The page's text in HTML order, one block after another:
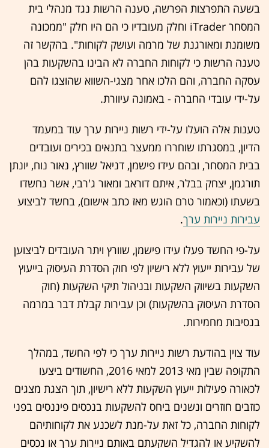
בשעה התפרצות הפרשה, טענה הרשות נגד מנהלי בית
המסחר iTrader וחלק מעובדיו כי הם היו חלק "ממכונה
משומנת ומאורגנת של מרמה ועושק לקוחות". בהקשר זה
טענה הרשות כי לקוחות החברה לא הבינו בהשקעות בהן
עסקה החברה, והם הלכו אחר מצגי-השווא שהוצגו להם
על-ידי עובדי החברה - באמונה עיוורת.
טענות אלה הועלו על-ידי רשות ניירות ערך עוד במעמד
הדיון, במסגרתו שוחררו ממעצר בתנאים בכירים ועובדים
בבית המסחר, ובהם עידו פישמן, דניאל שוורץ, נאור נוח, יונתן
תורגמן, יצחק בבלר, איתם דוראב ומאור ג'רבי, אשר נחשדו
בשעתו (וכאמור טרם הוגש מאז כתב אישום), בחשד לביצוע
עבירות ניירות ערך.
על-פי החשד פעלו עידו פישמן, שוורץ ויתר העובדים לביצוען
של עבירות ייעוץ ללא רישיון לפי חוק הסדרת העיסוק בייעוץ
השקעות בשיווק השקעות ובניהול תיקי השקעות (חוק
הסדרת העיסוק בהשקעות) וכן עבירות קבלת דבר במרמה
בנסיבות מחמירות.
עוד צוין בהודעת רשות ניירות ערך כי לפי החשד, במהלך
התקופה שבין מאי 2013 למאי 2016, החשודים ביצעו
לכאורה פעילות ייעוץ השקעות ללא רישיון, תוך הצגת מצגים
כוזבים חוזרים ונשנים ביחס להשקעות בנכסים פיננסים בפני
לקוחות החברה, כל זאת על-מנת לשכנע את לקוחותיהם
להשקיע או להגדיל השקעתם באותם ניירות ערך או נכסים